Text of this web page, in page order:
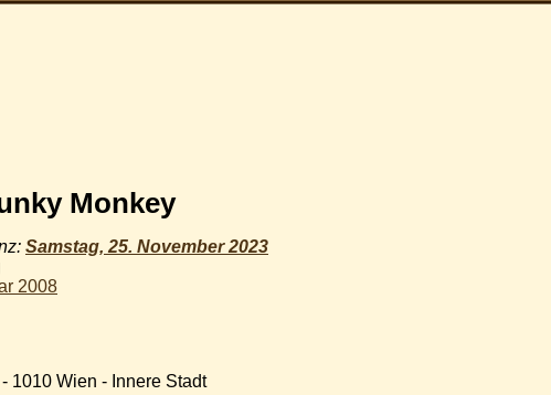
Monkey
Samstag, 25. November 2023
2008
1010 Wien - Innere Stadt